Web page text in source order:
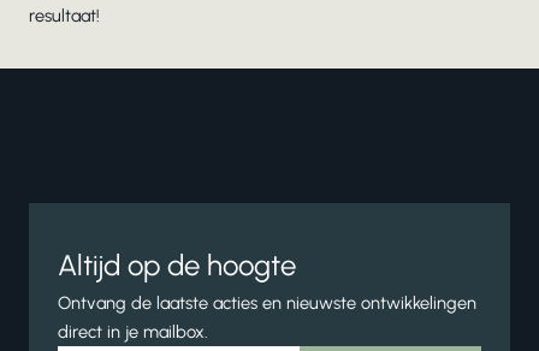
resultaat!
Altijd op de hoogte
Ontvang de laatste acties en nieuwste ontwikkelingen
direct in je mailbox.